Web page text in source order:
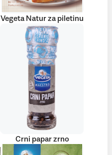
Vegeta Natur za piletinu
Crni papar zrno